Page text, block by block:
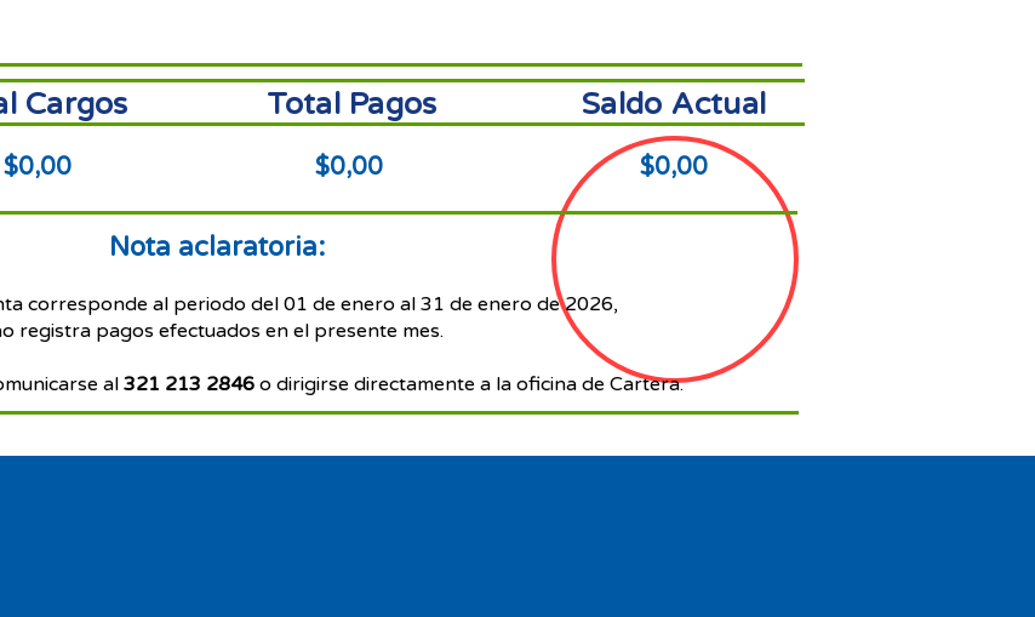
Cargos Total Pagos Saldo Actual
$0,00 $0,00 $0,00
Nota aclaratoria:
corresponde al periodo del 01 de enero al 31 de enero de 2026,
registra pagos efectuados en el presente mes.
al 321 213 2846o dirigirse directamente a la oficina de Cartera.